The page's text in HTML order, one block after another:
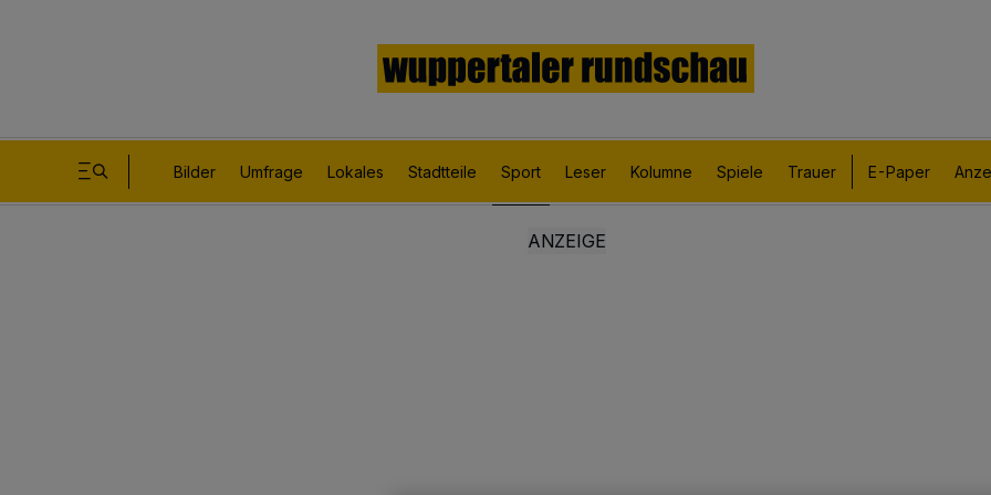
Bilder Umfrage Lokales Stadtteile Sport Leser Kolumne Spiele Trauer E-Paper